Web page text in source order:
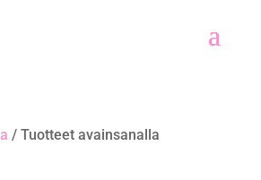
/ Tuotteet avainsanalla